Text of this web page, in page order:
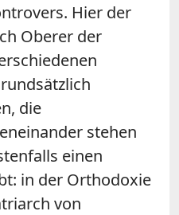
Hier der
Oberer der
die
stehen
einen
in der Orthodoxie
von